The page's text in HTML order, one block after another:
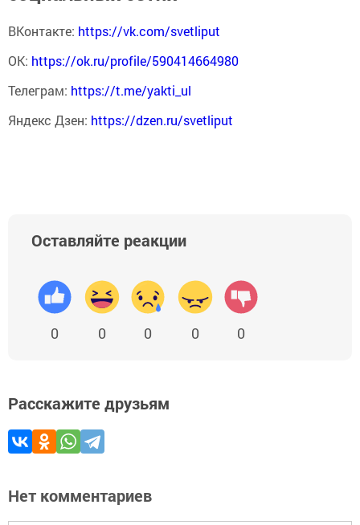
ВКонтакте: https://vk.com/svetliput
ОК: https://ok.ru/profile/590414664980
Телеграм: https://t.me/yakti_ul
Яндекс Дзен: https://dzen.ru/svetliput
Оставляйте реакции
0 0 0 0 0
Расскажите друзьям
Нет комментариев